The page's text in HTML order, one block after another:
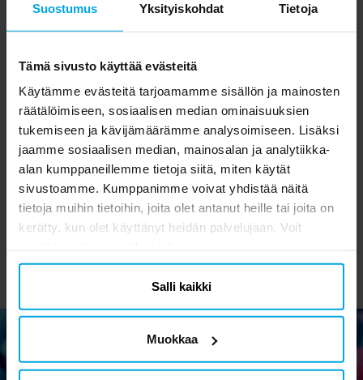
Suostumus Yksityiskohdat Tietoja
Tämä sivusto käyttää evästeitä
Käytämme evästeitä tarjoamamme sisällön ja mainosten
räätälöimiseen, sosiaalisen median ominaisuuksien
tukemiseen ja kävijämäärämme analysoimiseen. Lisäksi
jaamme sosiaalisen median, mainosalan ja analytiikka-
alan kumppaneillemme tietoja siitä, miten käytät
sivustoamme. Kumppanimme voivat yhdistää näitä
tietoja muihin tietoihin, joita olet antanut heille tai joita on
kerätty, kun olet käyttänyt heidän palvelujaan. Voit
Salli kaikki
Muokkaa
S-merkit,
Supersalmiakki 80
grammaa
Hinta 1,99 €
1,99 €
OSTA
Smarties 38 grammaa
Hinta:1,49 €
1,49 €
OSTA